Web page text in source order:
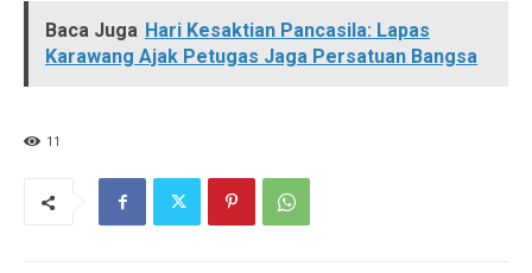
Baca Juga Hari Kesaktian Pancasila: Lapas
Karawang Ajak Petugas Jaga Persatuan Bangsa
11